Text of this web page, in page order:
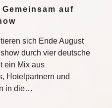
auf
sich Ende August
durch vier deutsche
ein Mix aus
Hotelpartnern und
in die…